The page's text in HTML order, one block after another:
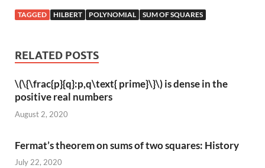
TAGGED HILBERT POLYNOMIAL SUM OF SQUARES
RELATED POSTS
\(\{\frac{p}{q}:p,q\text{ prime}\}\) is dense in the
positive real numbers
August 2, 2020
Fermat’s theorem on sums of two squares: History
July 22, 2020